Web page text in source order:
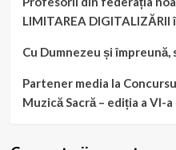
LIMITAREA
Cu Dumnezeu și
Partener media la
Muzică Sacră – ediția a VI-a